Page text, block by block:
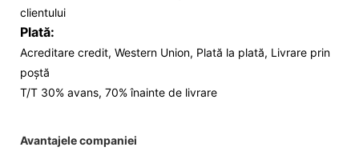
clientului
Plată:
Acreditare credit, Western Union, Plată la plată, Livrare prin
poștă
T/T 30% avans, 70% înainte de livrare
Avantajele companiei